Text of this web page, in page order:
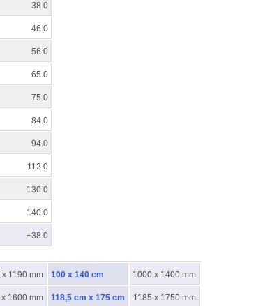
38.0
46.0
56.0
65.0
75.0
84.0
94.0
112.0
130.0
140.0
+38.0
x 1190 mm 100 x 140 cm 1000 x 1400 mm
1600 mm 118,5 cm x 175 cm 1185 x 1750 mm